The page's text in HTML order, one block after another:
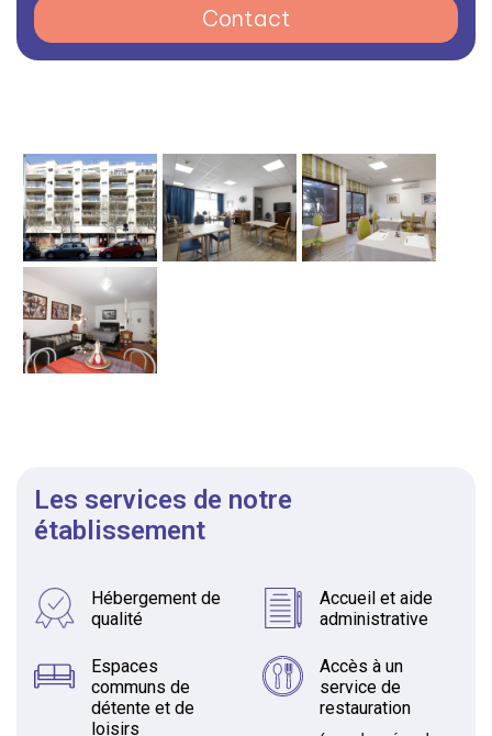
Contact
Les services de notre
établissement
Hébergement de
qualité
Accueil et aide
administrative
Espaces
communs de
détente et de
loisirs
Accès à un
service de
restauration